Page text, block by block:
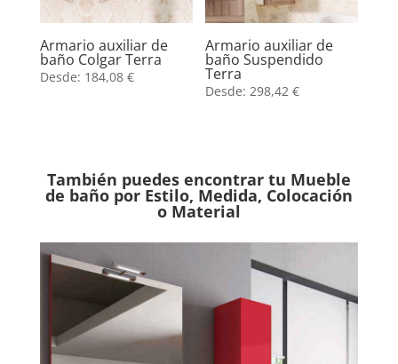
Armario auxiliar de
baño Colgar Terra
Desde: 184,08 €
Armario auxiliar de
baño Suspendido
Terra
Desde: 298,42€
También puedes encontrar tu Mueble
de baño por Estilo, Medida, Colocación
o Material